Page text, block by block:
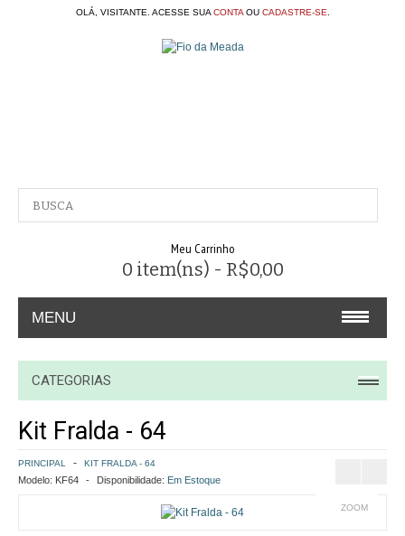
OLÁ, VISITANTE. ACESSE SUA CONTAOU CADASTRE-SE
Meu Carrinho
0 item(ns) - R$0,00
MENU
A EMPRESA
CONTATO
COMO COMPRAR
POLÍTICA DE FRETE GRÁTIS
CATEGORIAS
Kit Fralda - 64
PRINCIPAL KIT FRALDA - 64
Modelo: KF64 Disponibilidade: Em Estoque
ZOOM